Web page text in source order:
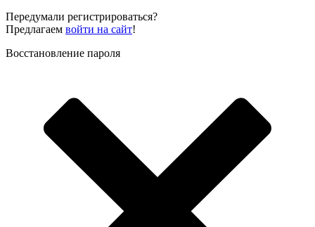
Передумали регистрироваться?
Предлагаем войти на сайт!
Восстановление пароля